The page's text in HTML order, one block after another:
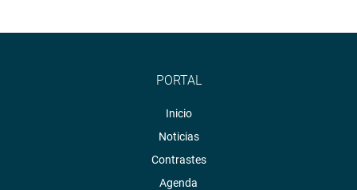
PORTAL
Inicio
Noticias
Contrastes
Agenda